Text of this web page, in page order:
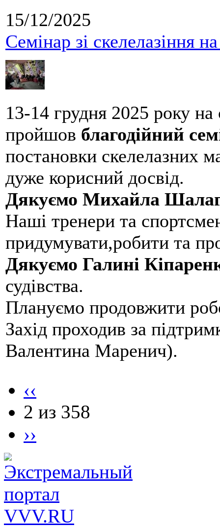
15/12/2025
Семінар зі скелелазіння
13-14 грудня 2025 року
пройшов благодійний
постановки скелелазних
дуже корисний досвід.
Дякуємо Михайла
Наші тренери та
придумувати,робити та
Дякуємо Галині
судівства.
Плануємо продовжити
Захід проходив за
Валентина Маренич).
‹‹
2 из 358
››